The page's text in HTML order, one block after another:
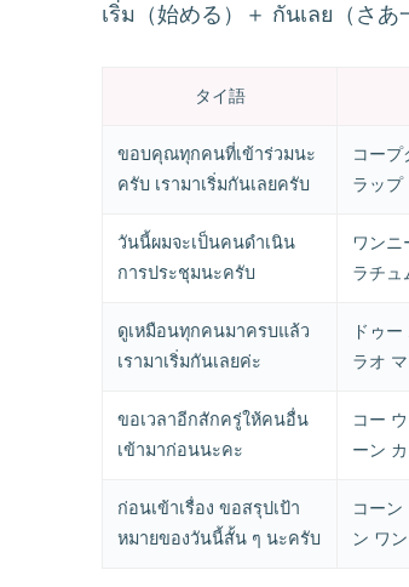
เริ่ม（始める）＋ กันเลย（さあ
タイ語
ขอบคุณทุกคนที่เข้าร่วมนะ
ครับ เรามาเริ่มกันเลยครับ
コープ
ラップ
วันนี้ผมจะเป็นคนดำเนิน
การประชุมนะครับ
ワン
ラチュ
ดูเหมือนทุกคนมาครบแล้ว
เรามาเริ่มกันเลยค่ะ
ドゥ
ラオ
ขอเวลาอีกสักครู่ให้คนอื่น
เข้ามาก่อนนะคะ
コー
ーン
ก่อนเข้าเรื่อง ขอสรุปเป้า
หมายของวันนี้สั้น ๆ นะครับ
コーン
ン ワ